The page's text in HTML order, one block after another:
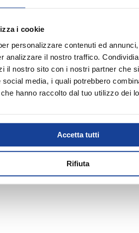
i cookie
personalizzare contenuti ed
analizzare il nostro traffico.
il nostro sito con i nostri partner che
media, i quali potrebbero
hanno raccolto dal tuo utilizzo dei
Accetta tutti
Rifiuta